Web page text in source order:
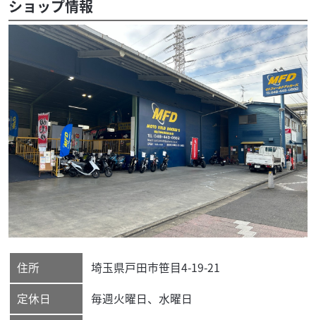
ショップ情報
住所 埼玉県戸田市笹目4-19-21
定休日
毎週火曜日、水曜日